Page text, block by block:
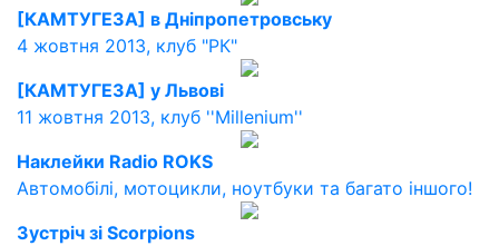
[КАМТУГЕЗА] в Дніпропетровську
4 жовтня 2013, клуб "РК"
[КАМТУГЕЗА] у Львові
11 жовтня 2013, клуб ''Millenium''
Наклейки Radio ROKS
Автомобілі, мотоцикли, ноутбуки та багато іншого!
Зустріч зі Scorpions